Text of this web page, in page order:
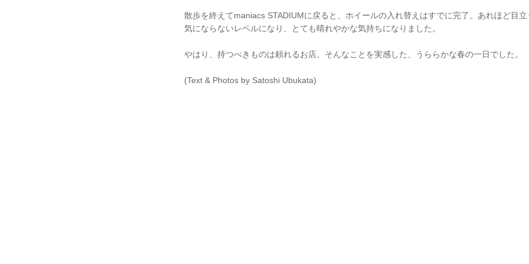
散歩を終えてmaniacs STADIUMに戻ると、ホイールの入れ替えはすでに完了。あれほど目立
気にならないレベルになり、とても晴れやかな気持ちになりました。
やはり、持つべきものは頼れるお店。そんなことを実感した、うららかな春の一日でした。
(Text & Photos by Satoshi Ubukata)